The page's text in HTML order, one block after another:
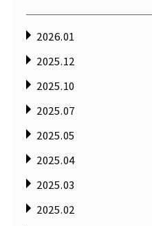
2026.01
2025.12
2025.10
2025.07
2025.05
2025.04
2025.03
2025.02